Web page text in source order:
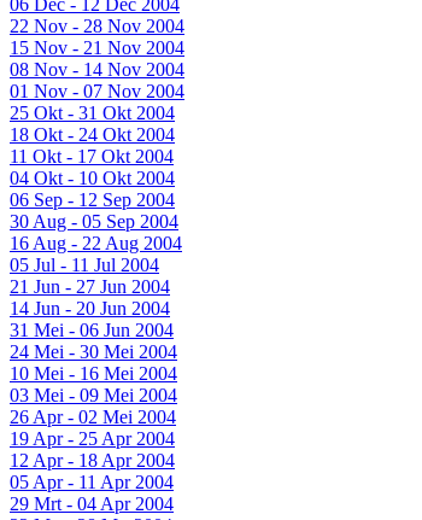
22 Nov - 28 Nov 2004
15 Nov - 21 Nov 2004
08 Nov - 14 Nov 2004
01 Nov - 07 Nov 2004
25 Okt - 31 Okt 2004
18 Okt - 24 Okt 2004
11 Okt - 17 Okt 2004
04 Okt - 10 Okt 2004
06 Sep - 12 Sep 2004
30 Aug - 05 Sep 2004
16 Aug - 22 Aug 2004
05 Jul - 11 Jul 2004
21 Jun - 27 Jun 2004
14 Jun - 20 Jun 2004
31 Mei - 06 Jun 2004
24 Mei - 30 Mei 2004
10 Mei - 16 Mei 2004
03 Mei - 09 Mei 2004
26 Apr - 02 Mei 2004
19 Apr - 25 Apr 2004
12 Apr - 18 Apr 2004
05 Apr - 11 Apr 2004
29 Mrt - 04 Apr 2004